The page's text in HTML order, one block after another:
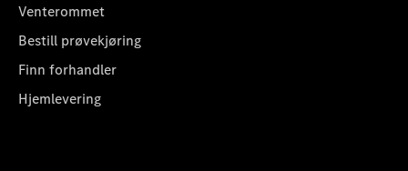
Venterommet
Bestill prøvekjøring
Finn forhandler
Hjemlevering